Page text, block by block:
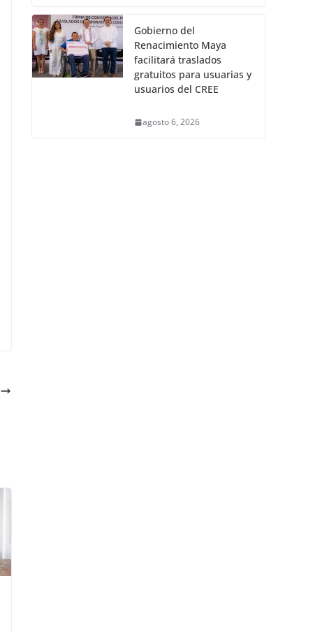
Gobierno del
Renacimiento Maya
facilitará traslados
gratuitos para usuarias y
usuarios del CREE
agosto 6, 2026